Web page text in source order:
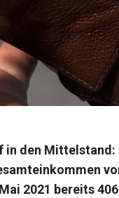
in den Mittelstand:
2021 bereits